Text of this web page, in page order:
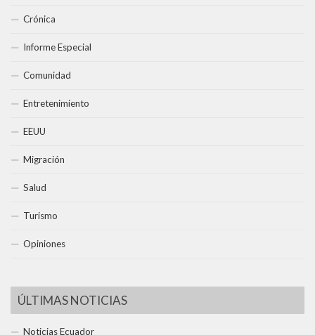
Crónica
Informe Especial
Comunidad
Entretenimiento
EEUU
Migración
Salud
Turismo
Opiniones
ÚLTIMAS NOTICIAS
Noticias Ecuador